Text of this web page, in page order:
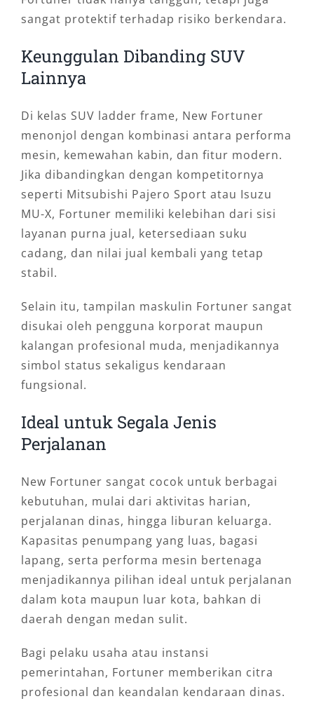
sangat protektif terhadap risiko berkendara.
Keunggulan Dibanding SUV
Lainnya
Di kelas SUV ladder frame, New Fortuner
menonjol dengan kombinasi antara performa
mesin, kemewahan kabin, dan fitur modern.
Jika dibandingkan dengan kompetitornya
seperti Mitsubishi Pajero Sport atau Isuzu
MU-X, Fortuner memiliki kelebihan dari sisi
layanan purna jual, ketersediaan suku
cadang, dan nilai jual kembali yang tetap
stabil.
Selain itu, tampilan maskulin Fortuner sangat
disukai oleh pengguna korporat maupun
kalangan profesional muda, menjadikannya
simbol status sekaligus kendaraan
fungsional.
Ideal untuk Segala Jenis
Perjalanan
New Fortuner sangat cocok untuk berbagai
kebutuhan, mulai dari aktivitas harian,
perjalanan dinas, hingga liburan keluarga.
Kapasitas penumpang yang luas, bagasi
lapang, serta performa mesin bertenaga
menjadikannya pilihan ideal untuk perjalanan
dalam kota maupun luar kota, bahkan di
daerah dengan medan sulit.
Bagi pelaku usaha atau instansi
pemerintahan, Fortuner memberikan citra
profesional dan keandalan kendaraan dinas.